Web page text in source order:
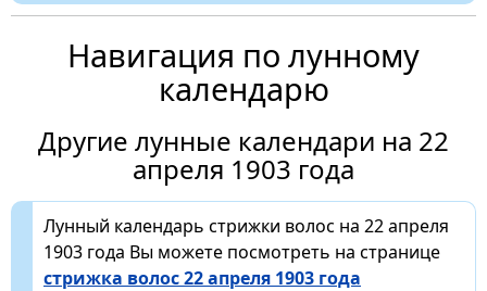
Навигация по лунному
календарю
Другие лунные календари на 22
апреля 1903 года
Лунный календарь стрижки волос на 22 апреля
1903 года Вы можете посмотреть на странице
стрижка волос 22 апреля 1903 года